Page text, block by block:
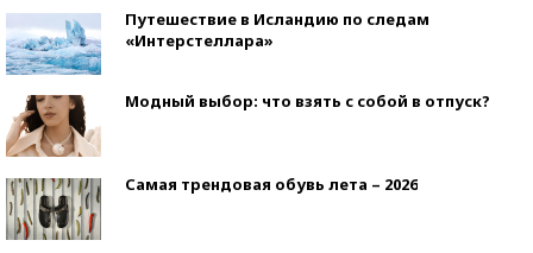
Путешествие в Исландию по следам
«Интерстеллара»
Модный выбор: что взять с собой в отпуск?
Самая трендовая обувь лета – 2026